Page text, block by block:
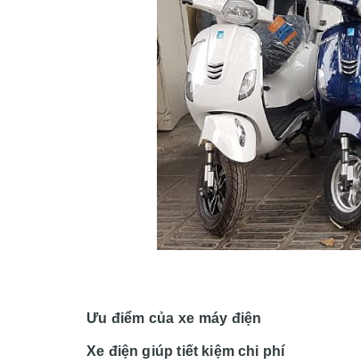
Ưu điểm của xe máy điện
Xe điện giúp tiết kiệm chi phí